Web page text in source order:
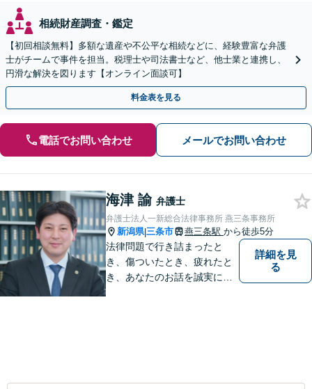
相続財産調査・鑑定
【初回相談無料】多額な遺産や不公平な相続などに、経験豊富な弁護
士がチームで事件を担当。税理士や司法書士など、他士業と連携し、
円滑な解決を図ります【オンライン面談可】
料金表を見る
電話でお問い合わせ メールでお問い合わせ
海津 諭 弁護士
弁護士法人一新総合法律事務所 燕三条事務所
新潟県|三条市 燕三条駅 から徒歩5分
法律問題で行き詰まったと
き、傷ついたとき、疲れたと
き、あなたのお話を誠実にお
詳細を見
る